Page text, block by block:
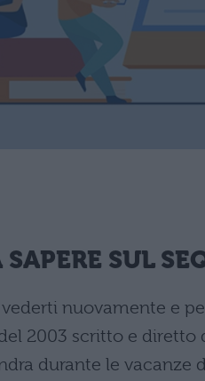
SUL
nuovamente e
2003 scritto e diretto
durante le vacanze